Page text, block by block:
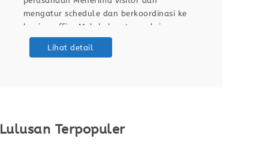
mengatur schedule dan berkoordinasi ke
bagian office Melakukan tugas lainnya
pada bagian Receptionist Berdomisili di
Bekasi Kualifikasi / Persyaratan :
Lihat detail
Lulusan Terpopuler